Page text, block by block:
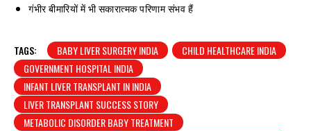
गंभीर बीमारियों में भी सकारात्मक परिणाम संभव हैं
TAGS: BABY LIVER SURGERY INDIA
CHILD HEALTHCARE INDIA
GOVERNMENT HOSPITAL INDIA
INFANT LIVER TRANSPLANT IN INDIA
LIVER TRANSPLANT SUCCESS STORY
METABOLIC DISORDER BABY TREATMENT